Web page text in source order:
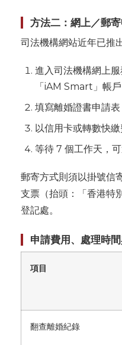
方法二：網上／郵
司法機構網站近年已推
進入司法機構網上
「iAM Smart」帳戶
填寫離婚證書申請
以信用卡或轉數快
等待 7 個工作天，
郵寄方式則須以掛號信
支票（抬頭：「香港特
登記處。
申請費用、處理時
項目
翻查離婚紀錄